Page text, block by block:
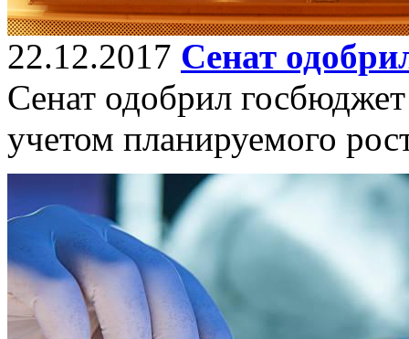
22.12.2017 Сенат
Сенат одобрил
учетом планируемого